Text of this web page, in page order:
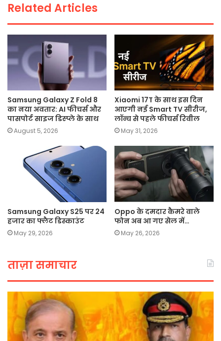
k
Related Articles
Samsung Galaxy Z Fold 8
का नया अवतार: AI फीचर्स और
पासपोर्ट साइज डिस्प्ले के साथ
August 5, 2026
Xiaomi 17T के साथ इस दिन
आएगी नई Smart TV सीरीज,
लॉन्च से पहले फीचर्स रिवील
May 31, 2026
Samsung Galaxy S25 पर 24
हजार का फ्लैट डिस्काउंट
May 29, 2026
Oppo के दमदार कैमरे वाले
फोन अब आ गए सेल में…
May 26, 2026
ताज़ा समाचार